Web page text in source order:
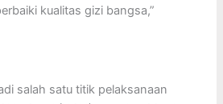
kualitas gizi bangsa,”
salah satu titik pelaksanaan